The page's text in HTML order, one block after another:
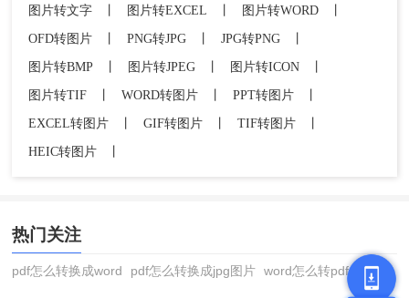
图片转文字 图片转EXCEL 图片转WORD
OFD转图片
PNG转JPG JPG转PNG
图片转BMP
图片转JPEG 图片转ICON
图片转TIF
WORD转图片 PPT转图片
EXCEL转图片
GIF转图片 TIF转图片
HEIC转图片
热门关注
pdf怎么转换成word pdf怎么转换成jpg图片 word怎么转pdf